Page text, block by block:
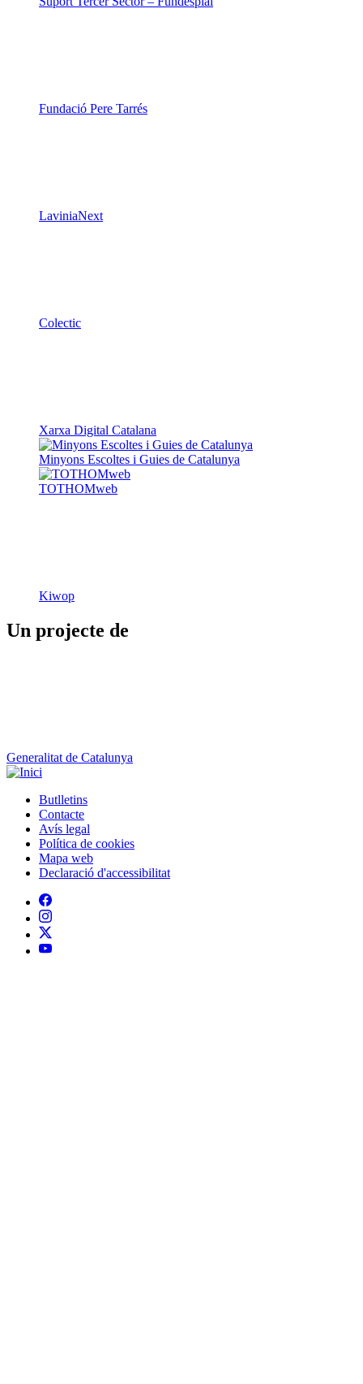
Fundació Pere Tarrés
LaviniaNext
Colectic
Xarxa Digital Catalana
Minyons Escoltes i Guies de Catalunya
TOTHOMweb
Kiwop
Un projecte de
Avís legal
Política de cookies
Mapa web
Declaració d'accessibilitat